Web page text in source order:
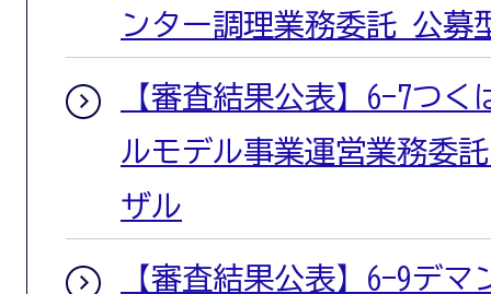
ンター調理業務委託 公募
【審査結果公表】6-7つ
ルモデル事業運営業務委
ザル
【審査結果公表】6-9デ